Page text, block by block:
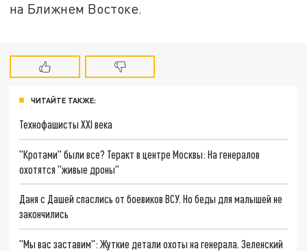
на Ближнем Востоке.
ЧИТАЙТЕ ТАКЖЕ:
Технофашисты XXI века
"Кротами" были все? Теракт в центре Москвы: На генералов
охотятся "живые дроны"
Даня с Дашей спаслись от боевиков ВСУ. Но беды для малышей не
закончились
"Мы вас заставим": Жуткие детали охоты на генерала. Зеленский